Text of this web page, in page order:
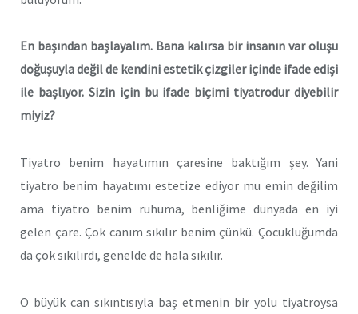
En başından başlayalım. Bana kalırsa bir insanın var oluşu
doğuşuyla değil de kendini estetik çizgiler içinde ifade edişi
ile başlıyor. Sizin için bu ifade biçimi tiyatrodur diyebilir
miyiz?
Tiyatro benim hayatımın çaresine baktığım şey. Yani
tiyatro benim hayatımı estetize ediyor mu emin değilim
ama tiyatro benim ruhuma, benliğime dünyada en iyi
gelen çare. Çok canım sıkılır benim çünkü. Çocukluğumda
da çok sıkılırdı, genelde de hala sıkılır.
O büyük can sıkıntısıyla baş etmenin bir yolu tiyatroysa